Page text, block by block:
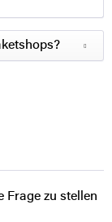
Frage zu stellen